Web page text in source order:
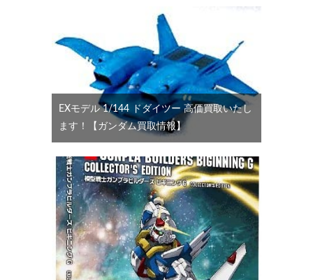
EXモデル 1/144 ドダイツー 高価買取いたし
ます！【ガンダム買取情報】